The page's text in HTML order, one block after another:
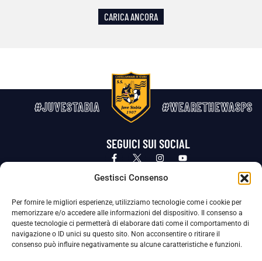
Gestisci Consenso
Per fornire le migliori esperienze, utilizziamo tecnologie come i cookie per
memorizzare e/o accedere alle informazioni del dispositivo. Il consenso a
queste tecnologie ci permetterà di elaborare dati come il comportamento di
navigazione o ID unici su questo sito. Non acconsentire o ritirare il
consenso può influire negativamente su alcune caratteristiche e funzioni.
CARICA ANCORA
#JUVESTABIA #WEARETHEWASPS
SEGUICI SUI SOCIAL
Privacy Policy Cookie Policy
La Società ha nominato il Responsabile della Protezione dei Dati Personali (DPO), figura specializzata che vigila sulle modalità
adottate dalla nostra Società per tutelare i Suoi dati personali.
Per contattare il DPO può scrivere a